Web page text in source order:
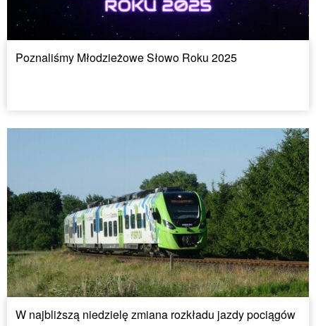
Poznaliśmy Młodzieżowe Słowo Roku 2025
W najbliższą niedzielę zmiana rozkładu jazdy pociągów